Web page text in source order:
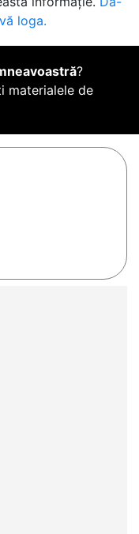
loga.
?
materialele de